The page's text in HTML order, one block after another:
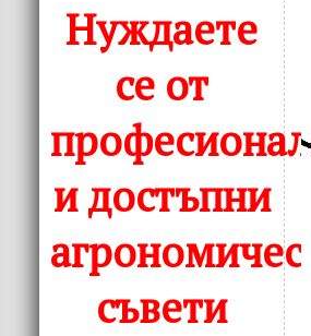
Нуждаете
се от
и достъпни
съвети